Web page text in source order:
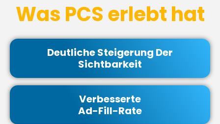
Was PCS erlebt hat
Deutliche Steigerung Der
Sichtbarkeit
Verbesserte
Ad-Fill-Rate